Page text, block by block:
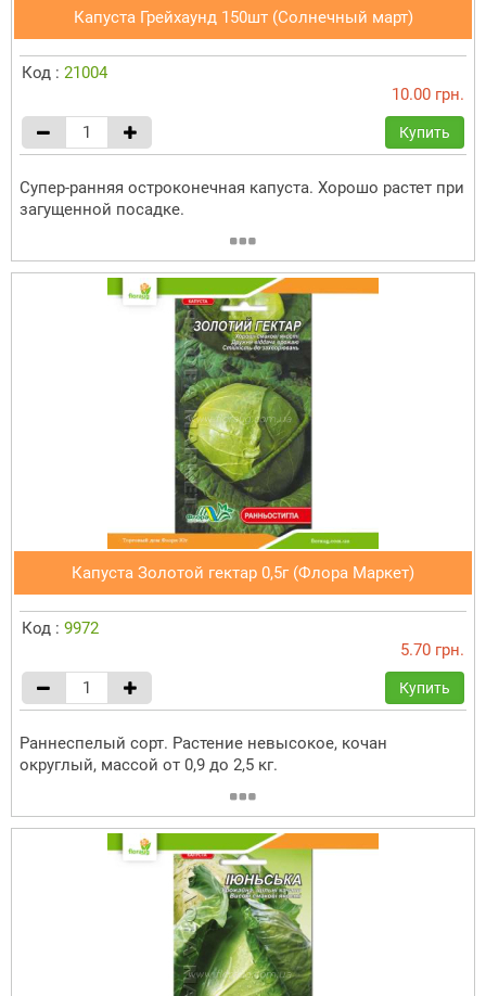
Капуста Грейхаунд 150шт (Солнечный март)
Код : 21004
10.00 грн.
Купить
Супер-ранняя остроконечная капуста. Хорошо растет при
загущенной посадке.
Капуста Золотой гектар 0,5г (Флора Маркет)
Код : 9972
5.70 грн.
Купить
Раннеспелый сорт. Растение невысокое, кочан
округлый, массой от 0,9 до 2,5 кг.